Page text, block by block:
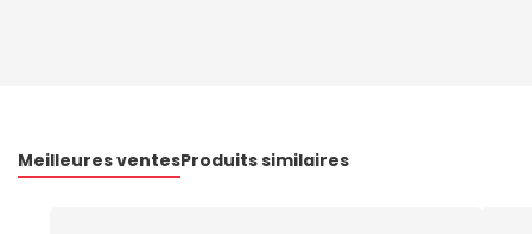
Meilleures ventesProduits similaires